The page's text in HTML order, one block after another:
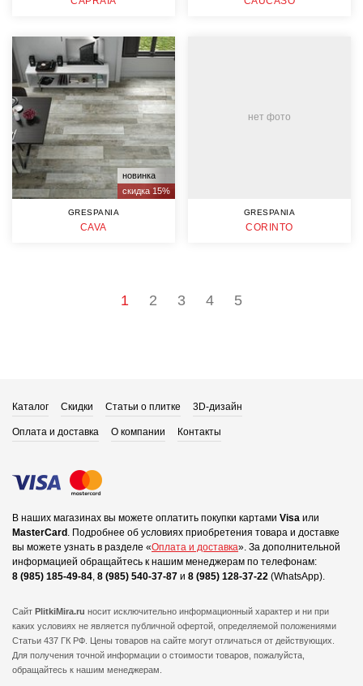
новинка
скидка 15%
GRESPANIA
CAVA
нет фото
GRESPANIA
CORINTO
1 2 3 4 5
Каталог Скидки Статьи о плитке 3D-дизайн
Оплата и доставка О компании Контакты
В наших магазинах вы можете оплатить покупки картами Visa или
MasterCard . Подробнее об условиях приобретения товара и доставке
вы можете узнать в разделе «Оплата и доставка». За дополнительной
информацией обращайтесь к нашим менеджерам по телефонам:
8 (985) 185-49-84, 8 (985) 540-37-87 и 8 (985) 128-37-22 (WhatsApp).
Сайт PlitkiMira.ru носит исключительно информационный характер и ни при
каких условиях не является публичной офертой, определяемой положениями
Статьи 437 ГК РФ. Цены товаров на сайте могут отличаться от действующих.
Для получения точной информации о стоимости товаров, пожалуйста,
обращайтесь к нашим менеджерам.